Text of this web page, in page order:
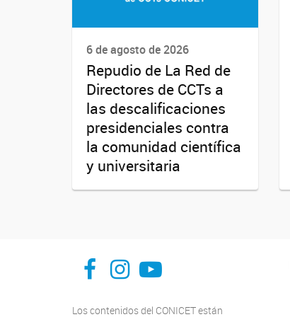
6 de agosto de 2026
Repudio de La Red de
Directores de CCTs a
las descalificaciones
presidenciales contra
la comunidad científica
y universitaria
facebook
instagram
Youtube
Los contenidos del CONICET están